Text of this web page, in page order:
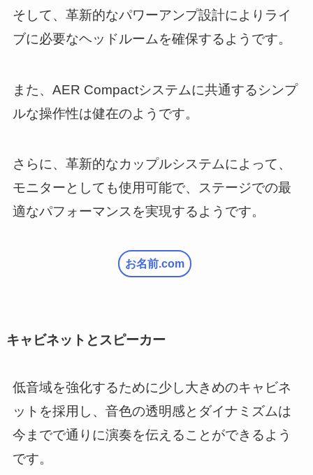
そして、革新的なパワーアンプ設計によりライ
ブに必要なヘッドルームを確保するようです。
また、AER Compactシステムに共通するシンプ
ルな操作性は健在のようです。
さらに、革新的なカップルシステムによって、
モニターとしても使用可能で、ステージでの最
適なパフォーマンスを実現するようです。
お名前.com
キャビネットとスピーカー
低音域を強化するために少し大きめのキャビネ
ットを採用し、音色の透明感とダイナミズムは
今までで通りに演奏を伝えることができるよう
です。